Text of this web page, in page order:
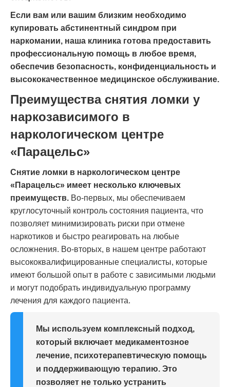
Если вам или вашим близким необходимо
купировать абстинентный синдром при
наркомании, наша клиника готова предоставить
профессиональную помощь в любое время,
обеспечив безопасность, конфиденциальность и
высококачественное медицинское обслуживание.
Преимущества снятия ломки у
наркозависимого в
наркологическом центре
«Парацельс»
Снятие ломки в наркологическом центре
«Парацельс» имеет несколько ключевых
преимуществ. Во-первых, мы обеспечиваем
круглосуточный контроль состояния пациента, что
позволяет минимизировать риски при отмене
наркотиков и быстро реагировать на любые
осложнения. Во-вторых, в нашем центре работают
высококвалифицированные специалисты, которые
имеют большой опыт в работе с зависимыми людьми
и могут подобрать индивидуальную программу
лечения для каждого пациента.
Мы используем комплексный подход,
который включает медикаментозное
лечение, психотерапевтическую помощь
и поддерживающую терапию. Это
позволяет не только устранить